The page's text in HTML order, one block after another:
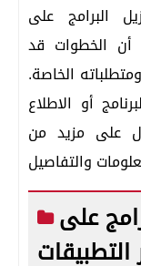
البرامج على
أن الخطوات قد
الخاصة.
أو الاطلاع
على مزيد من
على